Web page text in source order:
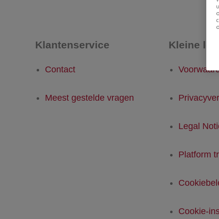
Klantenservice
Contact
Meest gestelde vragen
Kleine
Legal
Platform
Cookie-